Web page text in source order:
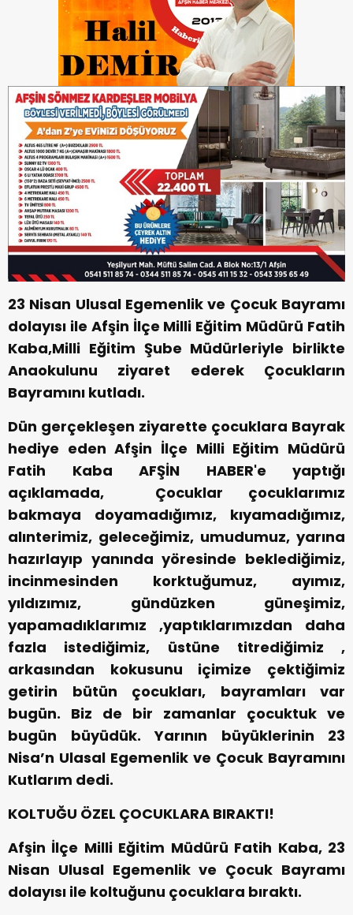
23 Nisan Ulusal Egemenlik ve Çocuk Bayramı
dolayısı ile Afşin İlçe Milli Eğitim Müdürü Fatih
Kaba,Milli Eğitim Şube Müdürleriyle birlikte
Anaokulunu ziyaret ederek Çocukların
Bayramını kutladı.
Dün gerçekleşen ziyarette çocuklara Bayrak
hediye eden Afşin İlçe Milli Eğitim Müdürü
Fatih Kaba AFŞİN HABER'e yaptığı
açıklamada, Çocuklar çocuklarımız
bakmaya doyamadığımız, kıyamadığımız,
alınterimiz, geleceğimiz, umudumuz, yarına
hazırlayıp yanında yöresinde beklediğimiz,
incinmesinden korktuğumuz, ayımız,
yıldızımız, gündüzken güneşimiz,
yapamadıklarımız ,yaptıklarımızdan daha
fazla istediğimiz, üstüne titrediğimiz ,
arkasından kokusunu içimize çektiğimiz
getirin bütün çocukları, bayramları var
bugün. Biz de bir zamanlar çocuktuk ve
bugün büyüdük. Yarının büyüklerinin 23
Nisa’n Ulasal Egemenlik ve Çocuk Bayramını
Kutlarım dedi.
KOLTUĞU ÖZEL ÇOCUKLARA BIRAKTI!
Afşin İlçe Milli Eğitim Müdürü Fatih Kaba, 23
Nisan Ulusal Egemenlik ve Çocuk Bayramı
dolayısı ile koltuğunu çocuklara bıraktı.